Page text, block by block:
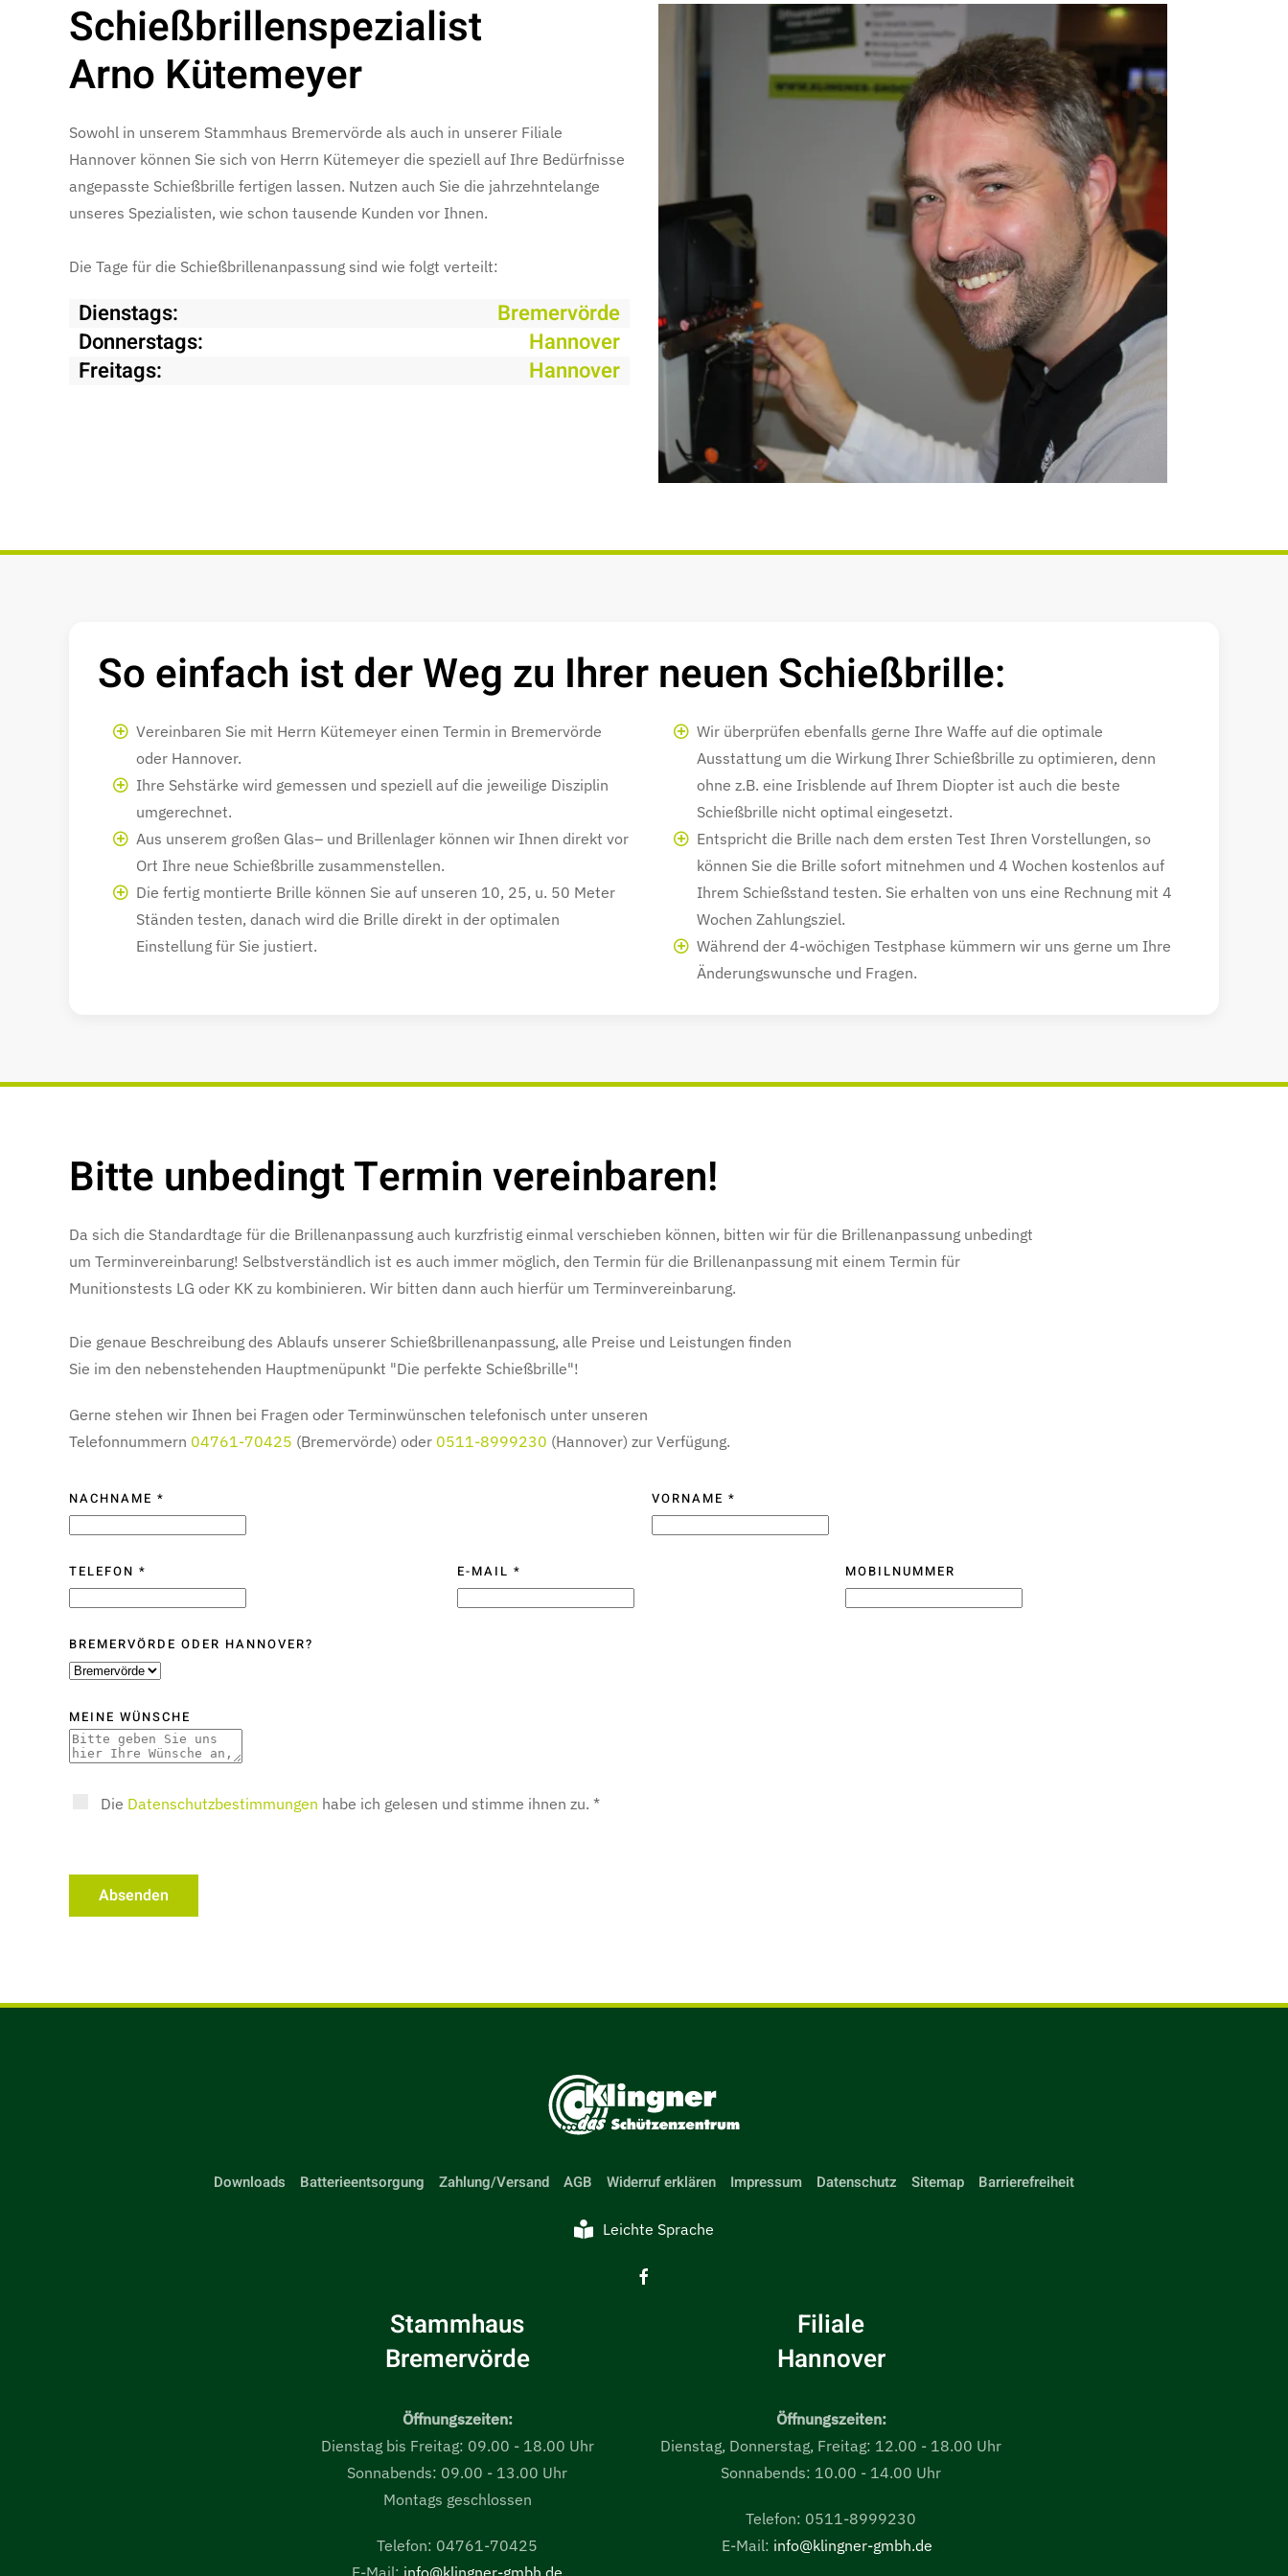
Schieß­brillen­spezialist
Arno Kütemeyer
Sowohl in unserem Stammhaus Bremervörde als auch in unserer Filiale
Hannover können Sie sich von Herrn Kütemeyer die speziell auf Ihre Bedürfnisse
angepasste Schießbrille fertigen lassen. Nutzen auch Sie die jahrzehntelange
unseres Spezialisten, wie schon tausende Kunden vor Ihnen.
Die Tage für die Schießbrillenanpassung sind wie folgt verteilt:
Dienstags:
Bremervörde
Donnerstags:
Hannover
Freitags:
Hannover
So einfach ist der Weg zu Ihrer neuen Schießbrille:
Vereinbaren Sie mit Herrn Kütemeyer einen Termin in Bremervörde
oder Hannover.
Ihre Sehstärke wird gemessen und speziell auf die jeweilige Disziplin
umgerechnet.
Aus unserem großen Glas– und Brillenlager können wir Ihnen direkt vor
Ort Ihre neue Schießbrille zusammenstellen.
Die fertig montierte Brille können Sie auf unseren 10, 25, u. 50 Meter
Ständen testen, danach wird die Brille direkt in der optimalen
Einstellung für Sie justiert.
Wir überprüfen ebenfalls gerne Ihre Waffe auf die optimale
Ausstattung um die Wirkung Ihrer Schießbrille zu optimieren, denn
ohne z.B. eine Irisblende auf Ihrem Diopter ist auch die beste
Schießbrille nicht optimal eingesetzt.
Entspricht die Brille nach dem ersten Test Ihren Vorstellungen, so
können Sie die Brille sofort mitnehmen und 4 Wochen kostenlos auf
Ihrem Schießstand testen. Sie erhalten von uns eine Rechnung mit 4
Wochen Zahlungsziel.
Während der 4-wöchigen Testphase kümmern wir uns gerne um Ihre
Änderungswunsche und Fragen.
Bitte unbedingt Termin vereinbaren!
Da sich die Standardtage für die Brillenanpassung auch kurzfristig einmal verschieben können, bitten wir für die Brillenanpassung unbedingt
um Terminvereinbarung! Selbstverständlich ist es auch immer möglich, den Termin für die Brillenanpassung mit einem Termin für
Munitionstests LG oder KK zu kombinieren. Wir bitten dann auch hierfür um Terminvereinbarung.
Die genaue Beschreibung des Ablaufs unserer Schießbrillenanpassung, alle Preise und Leistungen finden
Sie im den nebenstehenden Hauptmenüpunkt "Die perfekte Schießbrille"!
Gerne stehen wir Ihnen bei Fragen oder Terminwünschen telefonisch unter unseren
Telefonnummern 04761-70425 (Bremervörde) oder 0511-8999230 (Hannover) zur Verfügung.
NACHNAME * VORNAME *
TELEFON * E-MAIL * MOBILNUMMER
BREMERVÖRDE ODER HANNOVER?
MEINE WÜNSCHE
Die Datenschutzbestimmungen habe ich gelesen und stimme ihnen zu. *
Absenden
Downloads Batterieentsorgung Zahlung/Versand AGB Widerruf erklären Impressum Datenschutz Sitemap Barrierefreiheit
Leichte Sprache
Stammhaus
Bremervörde
Öffnungszeiten:
Dienstag bis Freitag: 09.00 - 18.00 Uhr
Sonnabends: 09.00 - 13.00 Uhr
Montags geschlossen
Telefon: 04761-70425
E-Mail: info@klingner-gmbh.de
Filiale
Hannover
Öffnungszeiten:
Dienstag, Donnerstag, Freitag: 12.00 - 18.00 Uhr
Sonnabends: 10.00 - 14.00 Uhr
Telefon: 0511-8999230
E-Mail: info@klingner-gmbh.de